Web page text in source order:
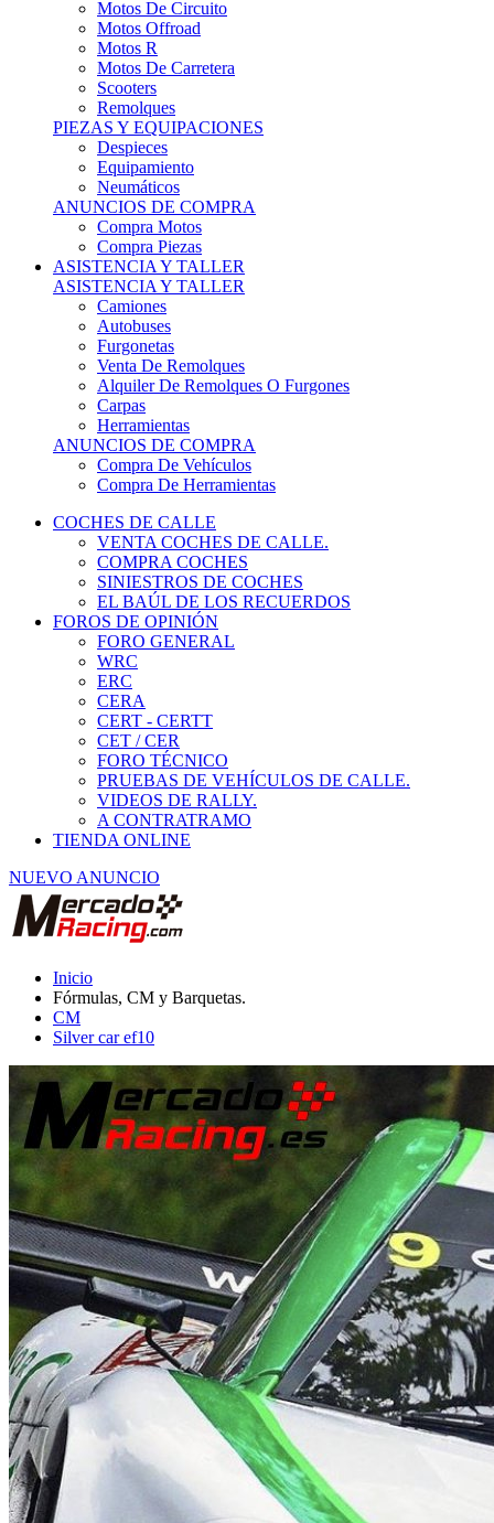
Motos R
Motos De Carretera
Scooters
Remolques
PIEZAS Y EQUIPACIONES
Despieces
Equipamiento
Neumáticos
ANUNCIOS DE COMPRA
Compra Motos
Compra Piezas
ASISTENCIA Y TALLER
ASISTENCIA Y TALLER
Camiones
Autobuses
Furgonetas
Venta De Remolques
Alquiler De Remolques O Furgones
Carpas
Herramientas
ANUNCIOS DE COMPRA
Compra De Vehículos
Compra De Herramientas
COCHES DE CALLE
VENTA COCHES DE CALLE.
COMPRA COCHES
SINIESTROS DE COCHES
EL BAÚL DE LOS RECUERDOS
FOROS DE OPINIÓN
FORO GENERAL
WRC
ERC
CERA
CERT - CERTT
CET / CER
FORO TÉCNICO
PRUEBAS DE VEHÍCULOS DE CALLE.
VIDEOS DE RALLY.
A CONTRATRAMO
TIENDA ONLINE
NUEVO ANUNCIO
Fórmulas, CM y Barquetas.
CM
Silver car ef10